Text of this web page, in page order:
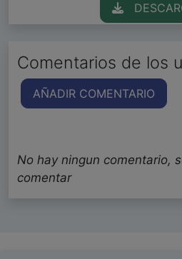
Comentarios de los
AÑADIR COMENTARIO
No hay ningun comentario,
comentar